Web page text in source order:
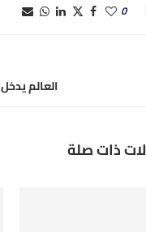
0
العالم
ذات صلة